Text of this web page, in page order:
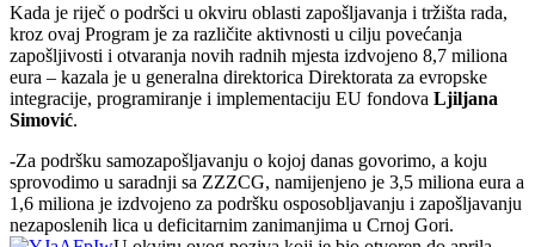
Kada je riječ o podršci u okviru oblasti zapošljavanja i tržišta rada,
kroz ovaj Program je za različite aktivnosti u cilju povećanja
zapošljivosti i otvaranja novih radnih mjesta izdvojeno 8,7 miliona
eura – kazala je u generalna direktorica Direktorata za evropske
integracije, programiranje i implementaciju EU fondova Ljiljana
Simović.
-Za podršku samozapošljavanju o kojoj danas govorimo, a koju
sprovodimo u saradnji sa ZZZCG, namijenjeno je 3,5 miliona eura a
1,6 miliona je izdvojeno za podršku osposobljavanju i zapošljavanju
nezaposlenih lica u deficitarnim zanimanjima u Crnoj Gori.